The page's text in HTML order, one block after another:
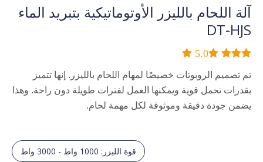
آلة اللحام بالليزر الأوتوماتيكية بتبريد الماء
DT-HJS


 
 5.0
تم تصميم الروبوتات خصيصًا لمهام اللحام بالليزر. إنها تتميز
بقدرات تحمل قوية ويمكنها العمل لفترات طويلة دون راحة. وهذا
يضمن جودة دقيقة وموثوقة لكل مهمة لحام.
قوة الليزر: 1000 واط - 3000 واط